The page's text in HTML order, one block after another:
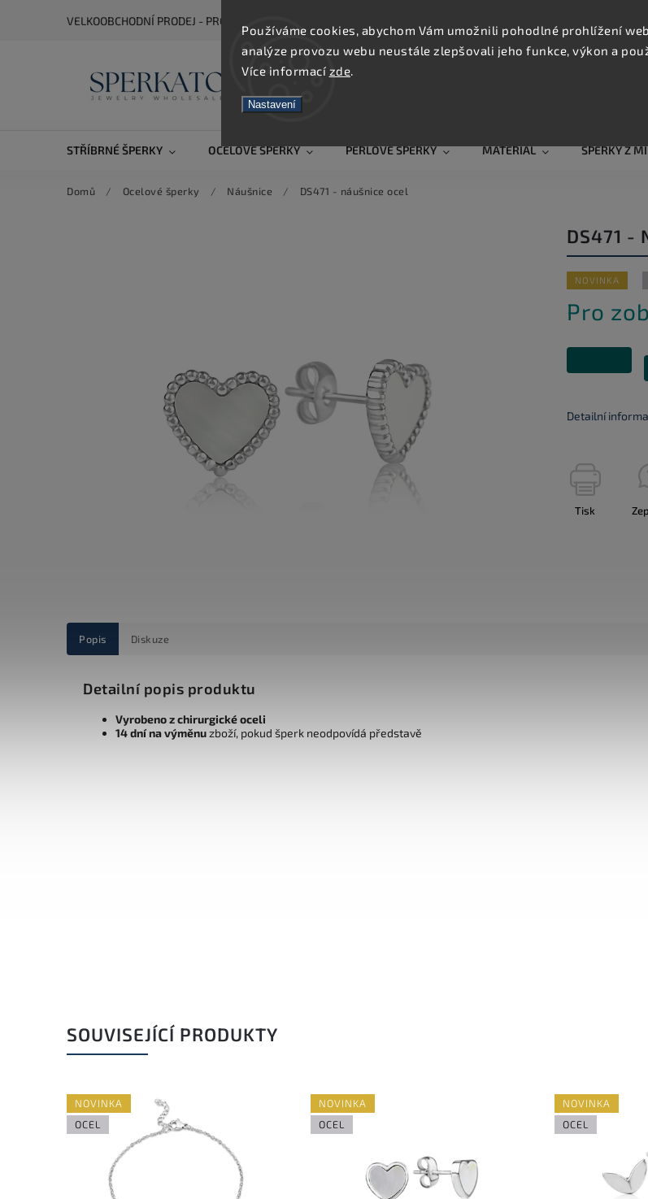
Používáme cookies, abychom Vám umožnili pohodlné prohlížení
analýze provozu webu neustále zlepšovali jeho funkce, výkon a
Více informací zde.
Nastavení
VELKOOBCHODNÍ PRODEJ - PRO ZOBRAZENÍ CEN SE REGISTRUJTE
STŘÍBRNÉ ŠPERKY OCELOVÉ ŠPERKY PERLOVÉ ŠPERKY MATERIÁL ŠPERKY Z
Domů / Ocelové šperky / Náušnice / DS471 - náušnice ocel
DS471 -
NOVINKA
Pro
Detailní
Tisk
Popis Diskuze
Detailní popis produktu
Vyrobeno z chirurgické oceli
14 dní na výměnuzboží, pokud šperk neodpovídá představě
SOUVISEJÍCÍ PRODUKTY
NOVINKA
OCEL
NOVINKA
OCEL
NOVINKA
OCEL